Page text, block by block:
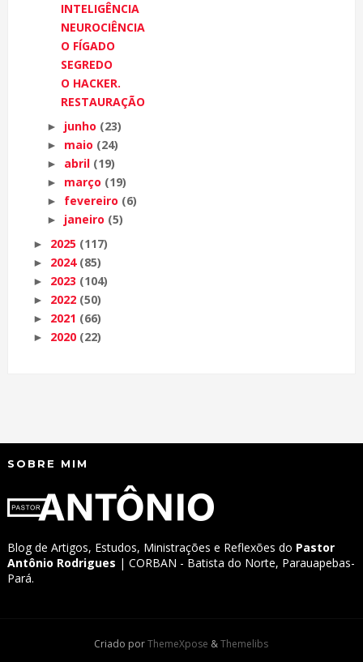
INTELIGÊNCIA
NEUROCIÊNCIA
O FÍGADO
SEGREDO
O HACKER.
RESTAURAÇÃO
► junho (23)
► maio (24)
► abril (19)
► março (19)
► fevereiro (6)
► janeiro (5)
► 2025 (117)
► 2024 (85)
► 2023 (104)
► 2022 (50)
► 2021 (66)
► 2020 (22)
SOBRE MIM
Blog de Artigos, Estudos, Ministrações e Reflexões do Pastor
Antônio Rodrigues | CORBAN - Batista do Norte, Parauapebas-
Pará.
Criado porThemeXpose &Themelibs